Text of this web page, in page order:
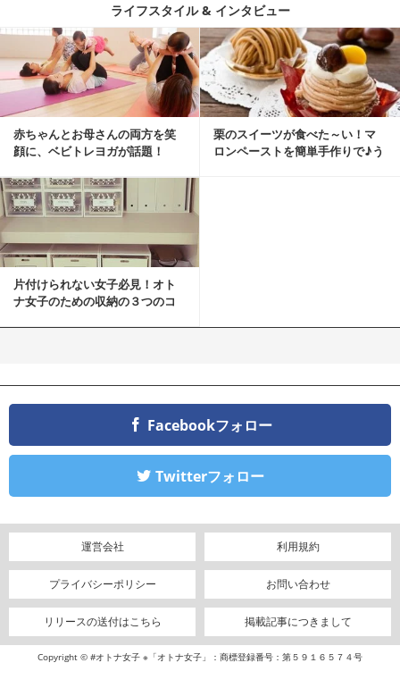
ライフスタイル & インタビュー
赤ちゃんとお母さんの両方を笑
顔に、ベビトレヨガが話題！
栗のスイーツが食べた～い！マ
ロンペーストを簡単手作りで♪う
片付けられない女子必見！オト
ナ女子のための収納の３つのコ
Facebookフォロー
Twitterフォロー
運営会社 利用規約
プライバシーポリシー お問い合わせ
リリースの送付はこちら 掲載記事につきまして
Copyright © #オトナ女子 ※「オトナ女子」：商標登録番号：第５９１６５７４号